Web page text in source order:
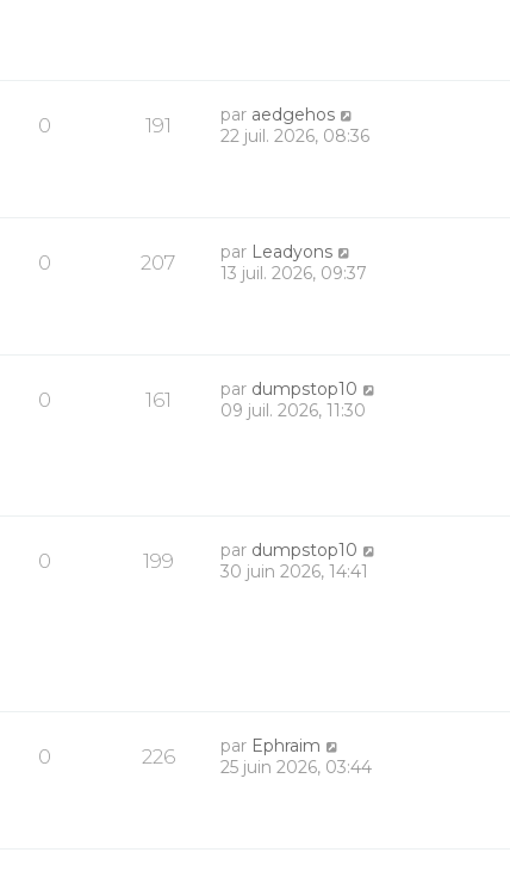
0 191 par aedgehos
22 juil. 2026, 08:36
0 207 par Leadyons
13 juil. 2026, 09:37
0 161 par dumpstop10
09 juil. 2026, 11:30
0 199 par dumpstop10
30 juin 2026, 14:41
0 226 par Ephraim
25 juin 2026, 03:44